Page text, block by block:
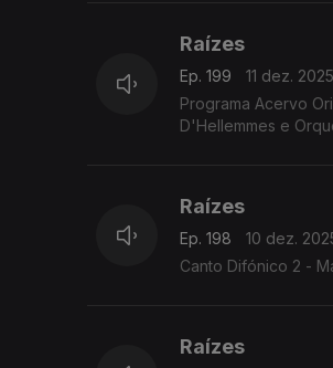
Raízes
Ep. 199
11 dez. 2025
Programa Acervo
D'Hellemmes e
Raízes
Ep. 198
10 dez.
Canto Difónico 2 -
Raízes